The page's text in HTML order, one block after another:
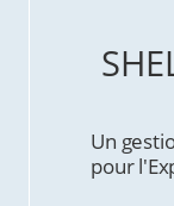
Un
pour